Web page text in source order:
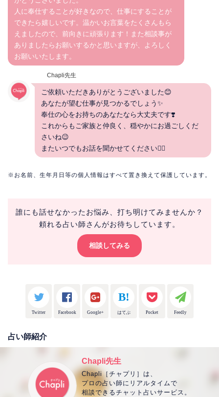
人に奉仕することが好きなので、仕事にすることが
できたら嬉しいです。温かいお言葉をたくさんもら
えましたので、前向きに頑張ります！また相談事が
ありましたらお願いするかと思いますが、よろしく
お願いいたします。
Chapli先生
ご依頼いただきありがとうございました😊
あなたが望む仕事が見つかるでしょう✨
奉仕の心をお持ちのあなたなら大丈夫です❣️
これからもご家族と仲良く、穏やかにお過ごしくだ
さいね😉
またいつでもお話を聞かせてください🙋‍♀️
※お名前、生年月日等の個人情報はすべて置き換えて保護しています。
誰にも話せなかったお悩み、打ち明けてみませんか？
頼れる占い師さんがお待ちしています。
相談してみる
Twitter Facebook Google+ はてぶ Pocket Feedly
占い師紹介
Chapli先生
Chapli［チャプリ］は、
プロの占い師にリアルタイムで
相談できるチャット占いサービス。